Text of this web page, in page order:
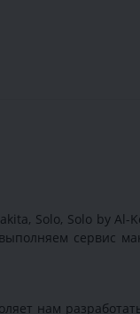
Solo, Solo by Al-
сервис
нам